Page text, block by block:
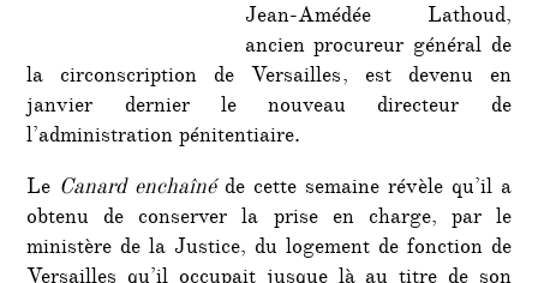
est
un
nabab
Jean-Amédée Lathoud,
ancien procureur général de
la circonscription de Versailles, est devenu en
janvier dernier le nouveau directeur de
l’administration pénitentiaire.
Le Canard enchaînéde cette semaine révèle qu’il a
obtenu de conserver la prise en charge, par le
ministère de la Justice, du logement de fonction de